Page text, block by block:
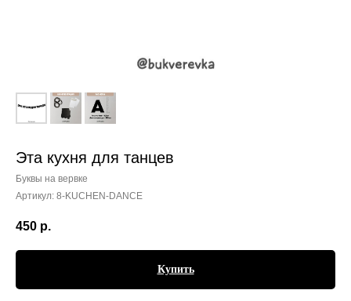
Эта кухня для танцев
Буквы на вервке
Артикул: 8-KUCHEN-DANCE
450 р.
Купить